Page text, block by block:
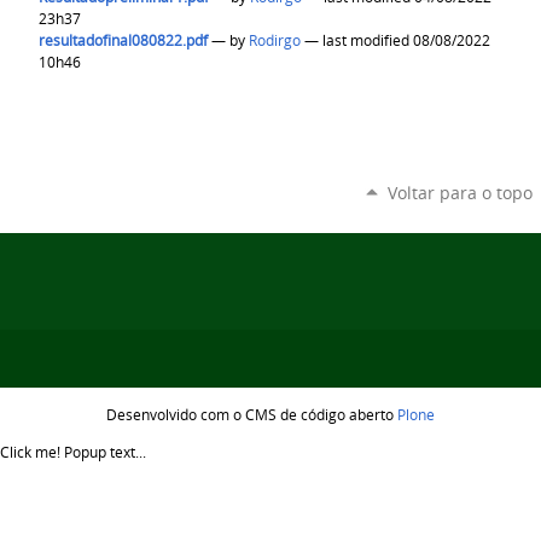
23h37
resultadofinal080822.pdf— by Rodirgo— last modified 08/08/2022
10h46
Voltar para o topo
Desenvolvido com o CMS de código aberto Plone
Click me! Popup text...